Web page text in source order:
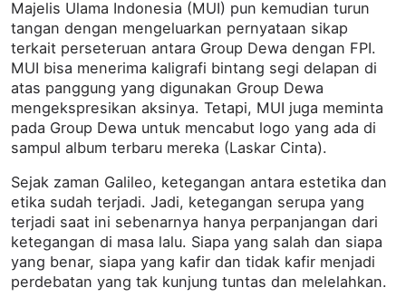
Majelis Ulama Indonesia (MUI) pun kemudian turun
tangan dengan mengeluarkan pernyataan sikap
terkait perseteruan antara Group Dewa dengan FPI.
MUI bisa menerima kaligrafi bintang segi delapan di
atas panggung yang digunakan Group Dewa
mengekspresikan aksinya. Tetapi, MUI juga meminta
pada Group Dewa untuk mencabut logo yang ada di
sampul album terbaru mereka (Laskar Cinta).
Sejak zaman Galileo, ketegangan antara estetika dan
etika sudah terjadi. Jadi, ketegangan serupa yang
terjadi saat ini sebenarnya hanya perpanjangan dari
ketegangan di masa lalu. Siapa yang salah dan siapa
yang benar, siapa yang kafir dan tidak kafir menjadi
perdebatan yang tak kunjung tuntas dan melelahkan.